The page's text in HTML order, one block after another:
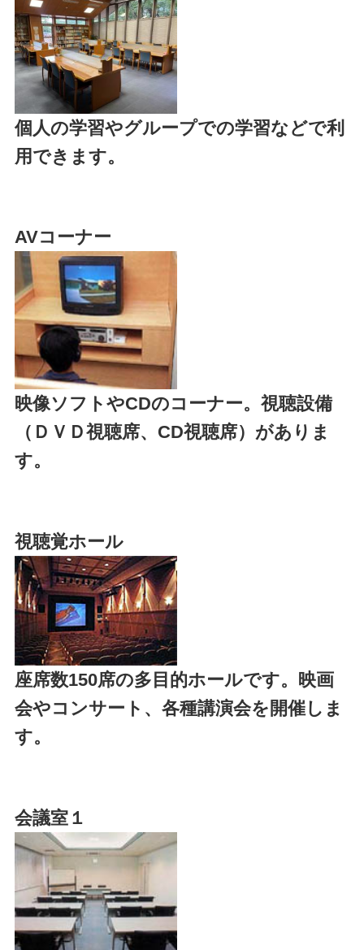
個人の学習やグループでの学習などで利
用できます。
AVコーナー
映像ソフトやCDのコーナー。視聴設備
（ＤＶＤ視聴席、CD視聴席）がありま
す。
視聴覚ホール
座席数150席の多目的ホールです。映画
会やコンサート、各種講演会を開催しま
す。
会議室１